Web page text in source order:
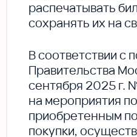
распечатывать
сохранять их на
В соответствии с
Правительства
сентября 2025 г.
на мероприятия
приобретенным
покупки,